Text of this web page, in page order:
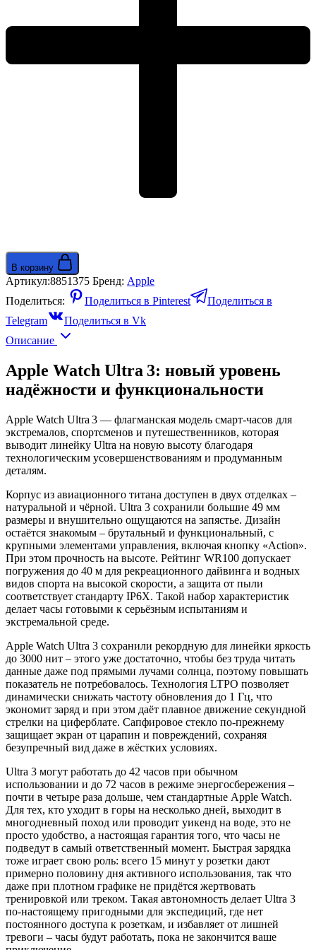
Alpine
-
В корзину
Артикул:8851375 Бренд: Apple
Поделиться:
Поделиться в Pinterest
Поделиться в
Telegram
Поделиться в Vk
Описание
Apple Watch Ultra 3: новый уровень
надёжности и функциональности
Apple Watch Ultra 3 — флагманская модель смарт‑часов для
экстремалов, спортсменов и путешественников, которая
выводит линейку Ultra на новую высоту благодаря
технологическим усовершенствованиям и продуманным
деталям.
Корпус из авиационного титана доступен в двух отделках –
натуральной и чёрной. Ultra 3 сохранили большие 49 мм
размеры и внушительно ощущаются на запястье. Дизайн
остаётся знакомым – брутальный и функциональный, с
крупными элементами управления, включая кнопку «Action».
При этом прочность на высоте. Рейтинг WR100 допускает
погружения до 40 м для рекреационного дайвинга и водных
видов спорта на высокой скорости, а защита от пыли
соответствует стандарту IP6X. Такой набор характеристик
делает часы готовыми к серьёзным испытаниям и
экстремальной среде.
Apple Watch Ultra 3 сохранили рекордную для линейки яркость
до 3000 нит – этого уже достаточно, чтобы без труда читать
данные даже под прямыми лучами солнца, поэтому повышать
показатель не потребовалось. Технология LTPO позволяет
динамически снижать частоту обновления до 1 Гц, что
экономит заряд и при этом даёт плавное движение секундной
стрелки на циферблате. Сапфировое стекло по-прежнему
защищает экран от царапин и повреждений, сохраняя
безупречный вид даже в жёстких условиях.
Ultra 3 могут работать до 42 часов при обычном
использовании и до 72 часов в режиме энергосбережения –
почти в четыре раза дольше, чем стандартные Apple Watch.
Для тех, кто уходит в горы на несколько дней, выходит в
многодневный поход или проводит уикенд на воде, это не
просто удобство, а настоящая гарантия того, что часы не
подведут в самый ответственный момент. Быстрая зарядка
тоже играет свою роль: всего 15 минут у розетки дают
примерно половину дня активного использования, так что
даже при плотном графике не придётся жертвовать
тренировкой или треком. Такая автономность делает Ultra 3
по-настоящему пригодными для экспедиций, где нет
постоянного доступа к розеткам, и избавляет от лишней
тревоги – часы будут работать, пока не закончится ваше